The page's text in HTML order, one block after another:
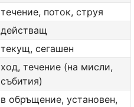
течение, поток, струя
действащ
текущ, сегашен
ход, течение (на мисли,
събития)
в обръщение, установен,